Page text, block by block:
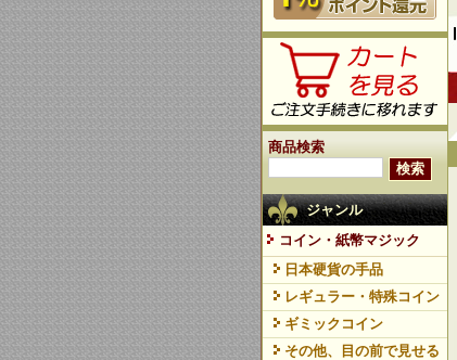
商品検索
ジャンル
コイン・紙幣マジック
日本硬貨の手品
レギュラー・特殊コイン
ギミックコイン
その他、目の前で見せる